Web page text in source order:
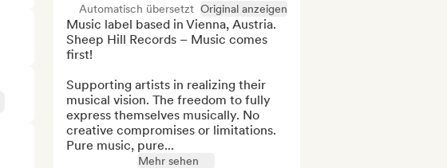
Automatisch übersetzt Original anzeigen
Music label based in Vienna, Austria.
Sheep Hill Records – Music comes
first!
Supporting artists in realizing their
musical vision. The freedom to fully
express themselves musically. No
creative compromises or limitations.
Pure music, pure...
Mehr sehen